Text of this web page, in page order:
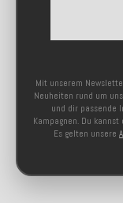
Mit unserem
Neuheiten rund um
und dir passende
Kampagnen. Du
Es gelten unsere